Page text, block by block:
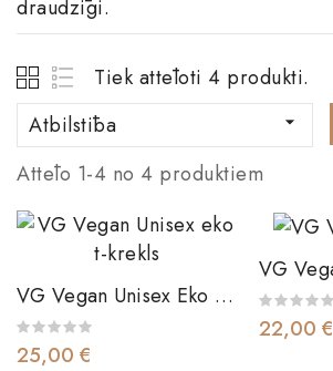
draudzīgi.
Tiek attēloti 4 produkti.
Atbilstība

Attēlo 1-4 no 4 produktiem
VG Vegan Unisex Eko T-
Krekls
25,00 €
VG
22,00 €